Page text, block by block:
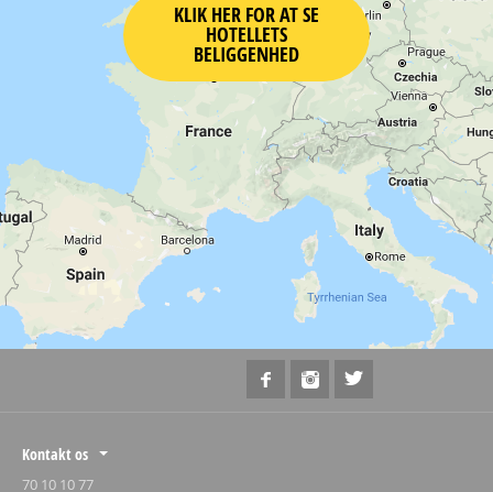
KLIK HER FOR AT SE
HOTELLETS
BELIGGENHED
Kontakt os
70 10 10 77